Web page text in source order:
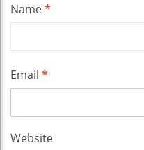
Name*
Email *
Website